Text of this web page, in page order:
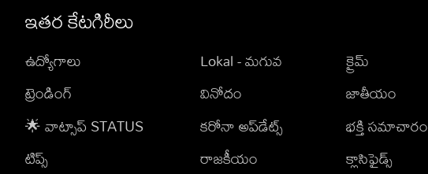
ఇతర కేటగిరీలు
ఉద్యోగాలు
ట్రెండింగ్
🌟 వాట్సాప్ STATUS
టిప్స్
Lokal - మగువ
వినోదం
కరోనా అప్‌డేట్స్
రాజకీయం
క్రైమ్
జాతీయం
భక్తి సమాచారం
క్లాసిఫైడ్స్